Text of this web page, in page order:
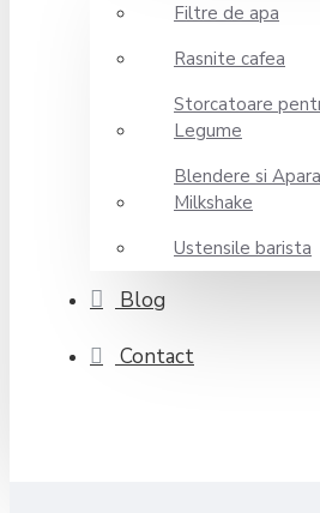
Filtre de apa
Rasnite cafea
Storcatoare
Legume
Blendere si
Milkshake
Ustensile barista
Blog
Contact